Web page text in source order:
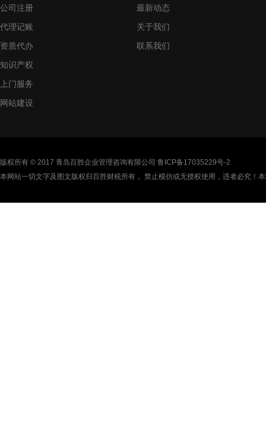
公司注册
代理记账
资质代办
知识产权
上门服务
网站建设
最新动态
关于我们
联系我们
版权所有 © 2017 青岛百胜企业管理咨询有限公司 鲁ICP备17035229号-2
本网站一切文字及图文版权归百胜财税所有， 禁止模仿或无授权使用，违者必究！